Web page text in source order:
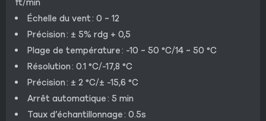
ft/min
Échelle du vent : 0 ~ 12
Précision : ± 5% rdg + 0,5
Plage de température : -10 ~ 50 °C/14 ~ 50 °C
Résolution : 0.1 °C/-17,8 °C
Précision : ± 2 °C/± -15,6 °C
Arrêt automatique : 5 min
Taux d’échantillonnage : 0.5s